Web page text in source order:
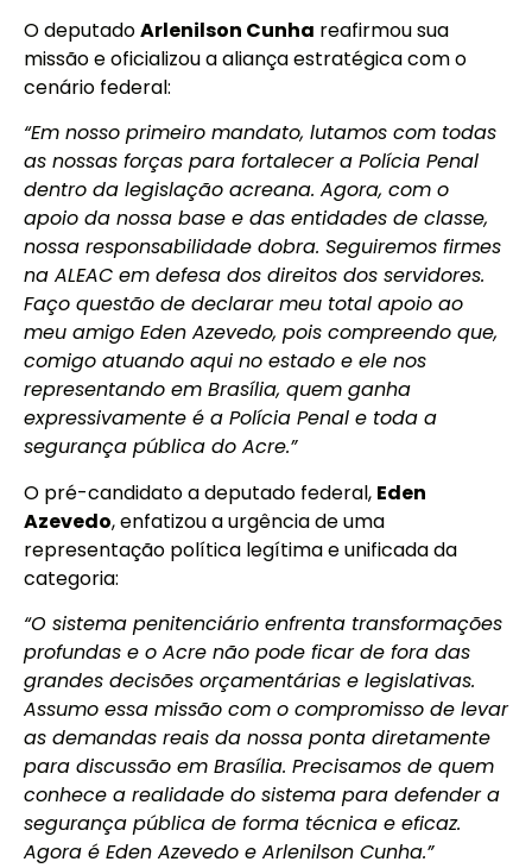
O deputadoArlenilson Cunha reafirmou sua
missão e oficializou a aliança estratégica com o
cenário federal:
“Em nosso primeiro mandato, lutamos com todas
as nossas forças para fortalecer a Polícia Penal
dentro da legislação acreana. Agora, com o
apoio da nossa base e das entidades de classe,
nossa responsabilidade dobra. Seguiremos firmes
na ALEAC em defesa dos direitos dos servidores.
Faço questão de declarar meu total apoio ao
meu amigo Eden Azevedo, pois compreendo que,
comigo atuando aqui no estado e ele nos
representando em Brasília, quem ganha
expressivamente é a Polícia Penal e toda a
segurança pública do Acre.”
O pré-candidato a deputado federal, Eden
Azevedo, enfatizou a urgência de uma
representação política legítima e unificada da
categoria:
“O sistema penitenciário enfrenta transformações
profundas e o Acre não pode ficar de fora das
grandes decisões orçamentárias e legislativas.
Assumo essa missão com o compromisso de levar
as demandas reais da nossa ponta diretamente
para discussão em Brasília. Precisamos de quem
conhece a realidade do sistema para defender a
segurança pública de forma técnica e eficaz.
Agora é Eden Azevedo e Arlenilson Cunha.”